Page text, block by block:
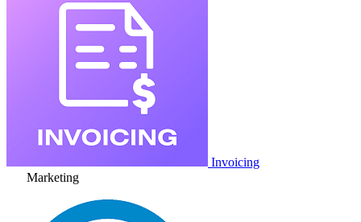
Invoicing
Marketing